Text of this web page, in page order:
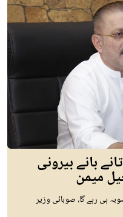
بانے بیرونی
میمن
ہی رہے گا، صوبائی وزیر